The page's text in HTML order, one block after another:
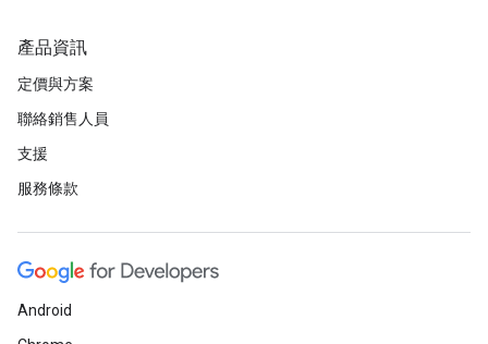
產品資訊
定價與方案
聯絡銷售人員
支援
服務條款
Android